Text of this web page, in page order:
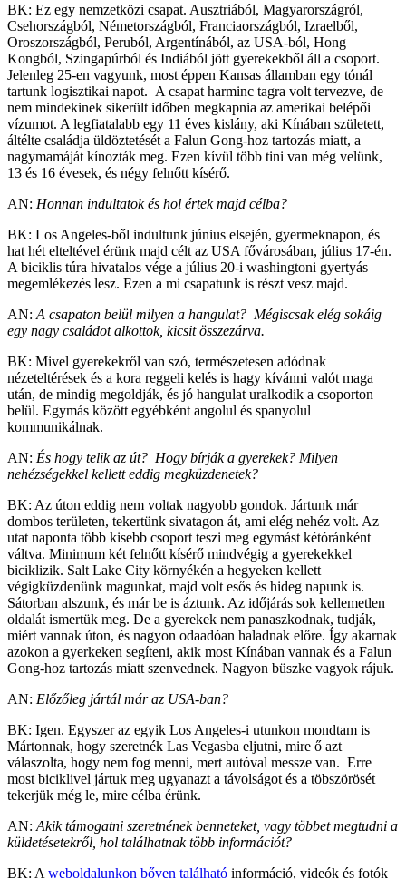
BK: Ez egy nemzetközi csapat. Ausztriából, Magyarországról,
Csehországból, Németországból, Franciaországból, Izraelből,
Oroszországból, Peruból, Argentínából, az USA-ból, Hong
Kongból, Szingapúrból és Indiából jött gyerekekből áll a csoport.
Jelenleg 25-en vagyunk, most éppen Kansas államban egy tónál
tartunk logisztikai napot. A csapat harminc tagra volt tervezve, de
nem mindekinek sikerült időben megkapnia az amerikai belépői
vízumot. A legfiatalabb egy 11 éves kislány, aki Kínában született,
áltélte családja üldöztetését a Falun Gong-hoz tartozás miatt, a
nagymamáját kínozták meg. Ezen kívül több tini van még velünk,
13 és 16 évesek, és négy felnőtt kísérő.
AN: Honnan indultatok és hol értek majd célba?
BK: Los Angeles-ből indultunk június elsején, gyermeknapon, és
hat hét elteltével érünk majd célt az USA fővárosában, július 17-én.
A biciklis túra hivatalos vége a július 20-i washingtoni gyertyás
megemlékezés lesz. Ezen a mi csapatunk is részt vesz majd.
AN: A csapaton belül milyen a hangulat? Mégiscsak elég sokáig
egy nagy családot alkottok, kicsit összezárva.
BK: Mivel gyerekekről van szó, természetesen adódnak
nézeteltérések és a kora reggeli kelés is hagy kívánni valót maga
után, de mindig megoldják, és jó hangulat uralkodik a csoporton
belül. Egymás között egyébként angolul és spanyolul
kommunikálnak.
AN: És hogy telik az út? Hogy bírják a gyerekek? Milyen
nehézségekkel kellett eddig megküzdenetek?
BK: Az úton eddig nem voltak nagyobb gondok. Jártunk már
dombos területen, tekertünk sivatagon át, ami elég nehéz volt. Az
utat naponta több kisebb csoport teszi meg egymást kétóránként
váltva. Minimum két felnőtt kísérő mindvégig a gyerekekkel
biciklizik. Salt Lake City környékén a hegyeken kellett
végigküzdenünk magunkat, majd volt esős és hideg napunk is.
Sátorban alszunk, és már be is áztunk. Az időjárás sok kellemetlen
oldalát ismertük meg. De a gyerekek nem panaszkodnak, tudják,
miért vannak úton, és nagyon odaadóan haladnak előre. Így akarnak
azokon a gyerkeken segíteni, akik most Kínában vannak és a Falun
Gong-hoz tartozás miatt szenvednek. Nagyon büszke vagyok rájuk.
AN: Előzőleg jártál már az USA-ban?
BK: Igen. Egyszer az egyik Los Angeles-i utunkon mondtam is
Mártonnak, hogy szeretnék Las Vegasba eljutni, mire ő azt
válaszolta, hogy nem fog menni, mert autóval messze van. Erre
most biciklivel jártuk meg ugyanazt a távolságot és a töbszörösét
tekerjük még le, mire célba érünk.
AN: Akik támogatni szeretnének benneteket, vagy többet megtudni a
küldetésetekről, hol találhatnak több információt?
BK: A weboldalunkon bőven található információ, videók és fotók